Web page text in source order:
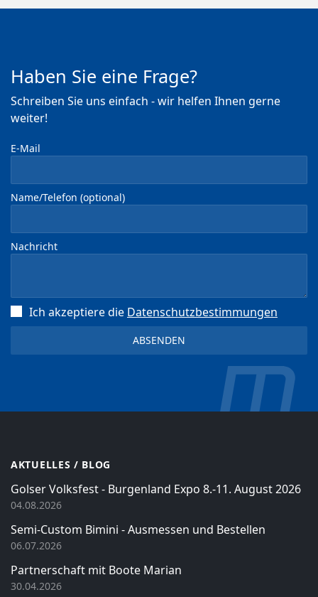
Haben Sie eine Frage?
Schreiben Sie uns einfach - wir helfen Ihnen gerne
weiter!
E-Mail
Name/Telefon (optional)
Nachricht
Ich akzeptiere die Datenschutz­bestimmungen
AKTUELLES / BLOG
Golser Volksfest - Burgenland Expo 8.-11. August 2026
04.08.2026
Semi-Custom Bimini - Ausmessen und Bestellen
06.07.2026
Partnerschaft mit Boote Marian
30.04.2026